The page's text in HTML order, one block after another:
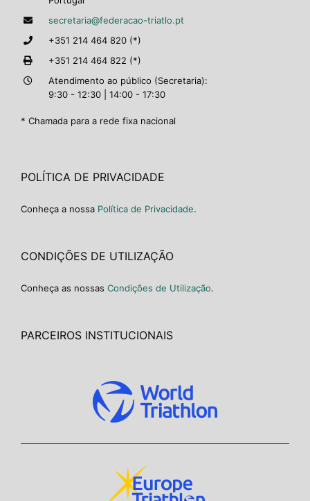
secretaria@federacao-triatlo.pt
+351 214 464 820 (*)
+351 214 464 822 (*)
Atendimento ao público (Secretaria):
9:30 - 12:30 | 14:00 - 17:30
* Chamada para a rede fixa nacional
POLÍTICA DE PRIVACIDADE
Conheça a nossa Política de Privacidade.
CONDIÇÕES DE UTILIZAÇÃO
Conheça as nossas Condições de Utilização.
PARCEIROS INSTITUCIONAIS